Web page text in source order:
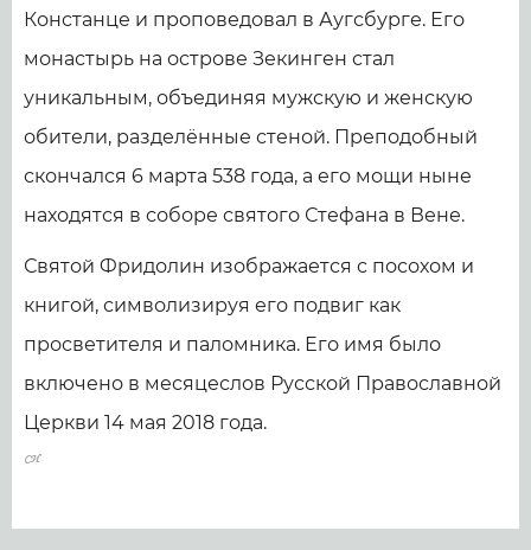
Констанце и проповедовал в Аугсбурге. Его
монастырь на острове Зекинген стал
уникальным, объединяя мужскую и женскую
обители, разделённые стеной. Преподобный
скончался 6 марта 538 года, а его мощи ныне
находятся в соборе святого Стефана в Вене.
Святой Фридолин изображается с посохом и
книгой, символизируя его подвиг как
просветителя и паломника. Его имя было
включено в месяцеслов Русской Православной
Церкви 14 мая 2018 года.